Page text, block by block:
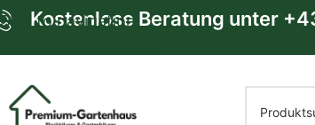
Skip to navigation
Kostenlose Beratung unter